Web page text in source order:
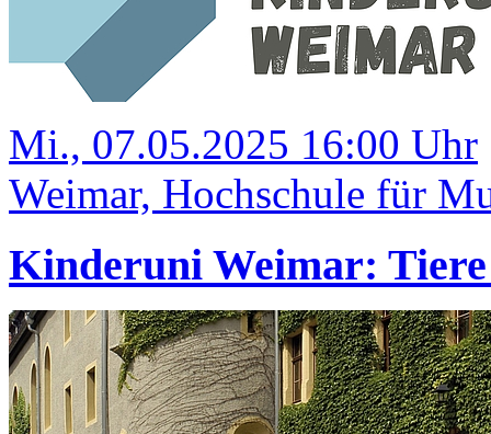
Mi., 07.05.2025 16:00 Uhr
Weimar, Hochschule für
Kinderuni Weimar: